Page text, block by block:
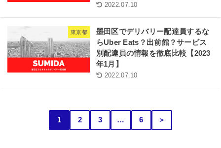
2022.07.10
東京都
墨田区でデリバリー配達員するな
らUber Eats？出前館？サービス
別配達員の情報を徹底比較【2023
年1月】
2022.07.10
1 2 3 … 6 ＞